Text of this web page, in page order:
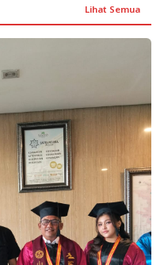
Lihat Semua